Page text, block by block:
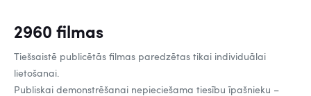
2960 filmas
Tiešsaistē publicētās filmas paredzētas tikai individuālai
lietošanai.
Publiskai demonstrēšanai nepieciešama tiesību īpašnieku –